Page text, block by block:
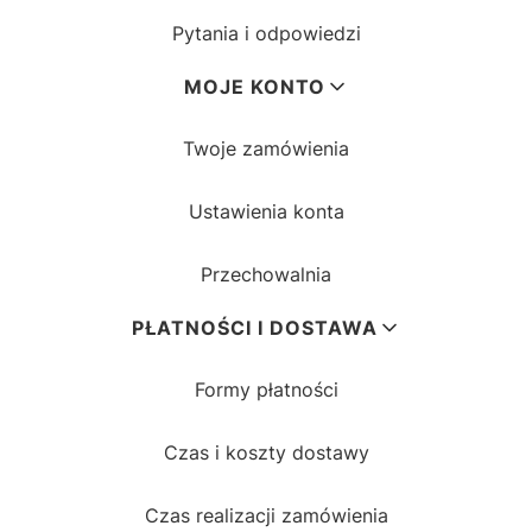
Pytania i odpowiedzi
MOJE KONTO
Twoje zamówienia
Ustawienia konta
Przechowalnia
PŁATNOŚCI I DOSTAWA
Formy płatności
Czas i koszty dostawy
Czas realizacji zamówienia